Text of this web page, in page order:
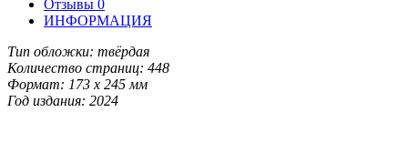
Отзывы 0
ИНФОРМАЦИЯ
Тип обложки: твёрдая
Количество страниц: 448
Формат: 173 x 245 мм
Год издания: 2024